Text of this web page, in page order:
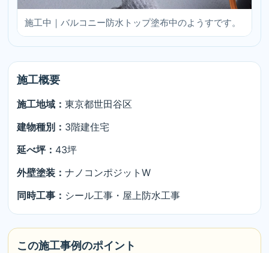
施工中｜バルコニー防水トップ塗布中のようすです。
施工概要
施工地域： 東京都世田谷区
建物種別： 3階建住宅
延べ坪： 43坪
外壁塗装： ナノコンポジットW
同時工事： シール工事・屋上防水工事
この施工事例のポイント